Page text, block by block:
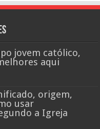
jovem católico,
aqui
origem,
usar
a Igreja